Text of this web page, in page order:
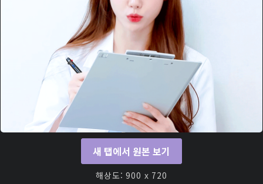
새 탭에서 원본 보기
해상도: 900 x 720